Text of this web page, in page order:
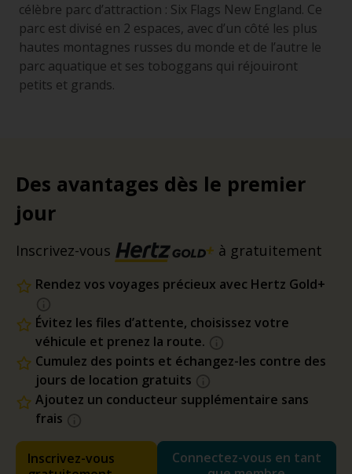
célèbre parc d’attraction : Six Flags New England. Ce
parc est divisé en 2 espaces, avec d’un côté les plus
hautes montagnes russes du monde et de l’autre le
parc aquatique et ses toboggans qui réjouiront
petits et grands.
Des avantages dès le premier
jour
Inscrivez-vous à gratuitement
Rendez vos voyages précieux avec Hertz Gold+
Évitez les files d’attente, choisissez votre
véhicule et prenez la route.
Cumulez des points et échangez-les contre des
jours de location gratuits
Ajoutez un conducteur supplémentaire sans
frais
Inscrivez-vous
Connectez-vous en tant